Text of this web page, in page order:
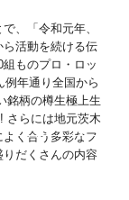
、「令和元年、
活動を続ける伝
ものプロ・ロッ
例年通り全国から
銘柄の樽生極上生
さらには地元茨木
く合う多彩なフ
だくさんの内容